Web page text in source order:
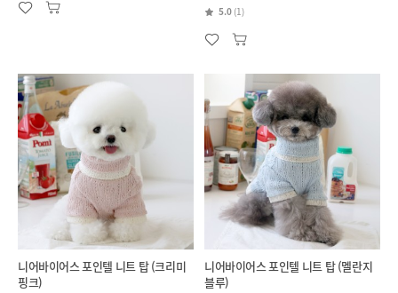
5.0 (1)
니어바이어스 포인텔 니트 탑 (크리미
핑크)
니어바이어스 포인텔 니트 탑 (멜란지
블루)